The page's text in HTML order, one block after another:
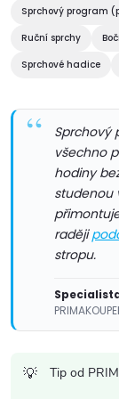
á
d
c
y
v
Sprchový program
Ruční sprchy
Sprchové hadice
Sprchový
všechno
hodiny
studenou
raději
stropu.
Tip od